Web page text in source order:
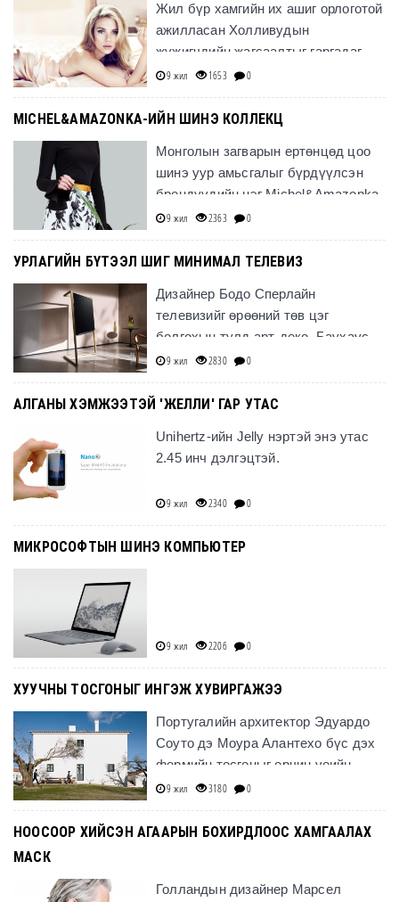
Жил бүр хамгийн их ашиг орлоготой
ажилласан Холливудын
жүжигчдийн жагсаалтыг гаргадаг
"Форбес" сэтгүүл 2016 оны
шилдгүүдээ шалгаруулсан.
9 жил 1653 0
MICHEL&AMAZONKA-ИЙН ШИНЭ КОЛЛЕКЦ
Монголын загварын ертөнцөд цоо
шинэ уур амьсгалыг бүрдүүлсэн
брендүүдийн нэг Michel&Amazonka
шинэ коллекцоо танилцууллаа.
9 жил 2363 0
УРЛАГИЙН БҮТЭЭЛ ШИГ МИНИМАЛ ТЕЛЕВИЗ
Дизайнер Бодо Сперлайн
телевизийг өрөөний төв цэг
болгохын тулд арт-деко, Баухаус
хэв маяг дээрээс суурьлагдсан
баримлан хувилбарыг гаргажээ.
9 жил 2830 0
АЛГАНЫ ХЭМЖЭЭТЭЙ 'ЖЕЛЛИ' ГАР УТАС
Unihertz-ийн Jelly нэртэй энэ утас
2.45 инч дэлгэцтэй.
9 жил 2340 0
МИКРОСОФТЫН ШИНЭ КОМПЬЮТЕР
9 жил 2206 0
ХУУЧНЫ ТОСГОНЫГ ИНГЭЖ ХУВИРГАЖЭЭ
Португалийн архитектор Эдуардо
Соуто дэ Моура Алантехо бүс дэх
фермийн тосгоныг орчин үеийн
хэрэглээд тохируулан хувиргажээ.
9 жил 3180 0
НООСООР ХИЙСЭН АГААРЫН БОХИРДЛООС ХАМГААЛАХ
МАСК
Голландын дизайнер Марсел